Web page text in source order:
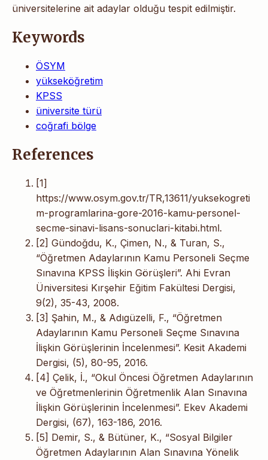
üniversitelerine ait adaylar olduğu tespit edilmiştir.
Keywords
ÖSYM
yükseköğretim
KPSS
üniversite türü
coğrafi bölge
References
[1]
https://www.osym.gov.tr/TR,13611/yuksekogreti
m-programlarina-gore-2016-kamu-personel-
secme-sinavi-lisans-sonuclari-kitabi.html.
[2] Gündoğdu, K., Çimen, N., & Turan, S.,
“Öğretmen Adaylarının Kamu Personeli Seçme
Sınavına KPSS İlişkin Görüşleri”. Ahi Evran
Üniversitesi Kırşehir Eğitim Fakültesi Dergisi,
9(2), 35-43, 2008.
[3] Şahin, M., & Adıgüzelli, F., “Öğretmen
Adaylarının Kamu Personeli Seçme Sınavına
İlişkin Görüşlerinin İncelenmesi”. Kesit Akademi
Dergisi, (5), 80-95, 2016.
[4] Çelik, İ., “Okul Öncesi Öğretmen Adaylarının
ve Öğretmenlerinin Öğretmenlik Alan Sınavına
İlişkin Görüşlerinin İncelenmesi”. Ekev Akademi
Dergisi, (67), 163-186, 2016.
[5] Demir, S., & Bütüner, K., “Sosyal Bilgiler
Öğretmen Adaylarının Alan Sınavına Yönelik